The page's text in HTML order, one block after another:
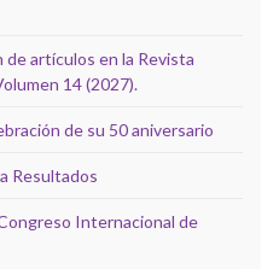
artículos en la Revista
14 (2027).
de su 50 aniversario
Resultados
Internacional de